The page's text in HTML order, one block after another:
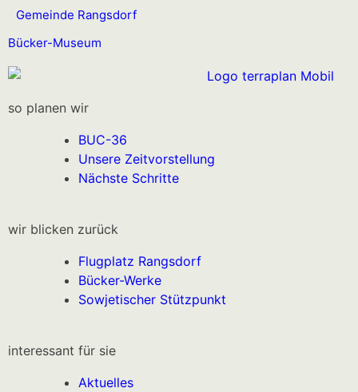
Gemeinde Rangsdorf
Bücker-Museum
so planen wir
BUC-36
Unsere Zeitvorstellung
Nächste Schritte
wir blicken zurück
Flugplatz Rangsdorf
Bücker-Werke
Sowjetischer Stützpunkt
interessant für sie
Aktuelles